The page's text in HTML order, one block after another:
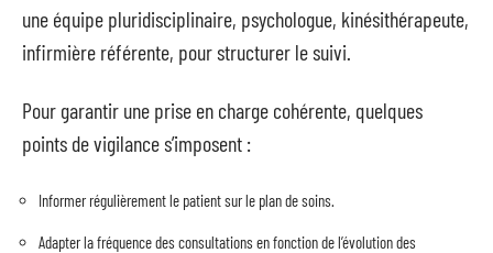
une équipe pluridisciplinaire, psychologue, kinésithérapeute,
infirmière référente, pour structurer le suivi.
Pour garantir une prise en charge cohérente, quelques
points de vigilance s’imposent :
Informer régulièrement le patient sur le plan de soins.
Adapter la fréquence des consultations en fonction de l’évolution des